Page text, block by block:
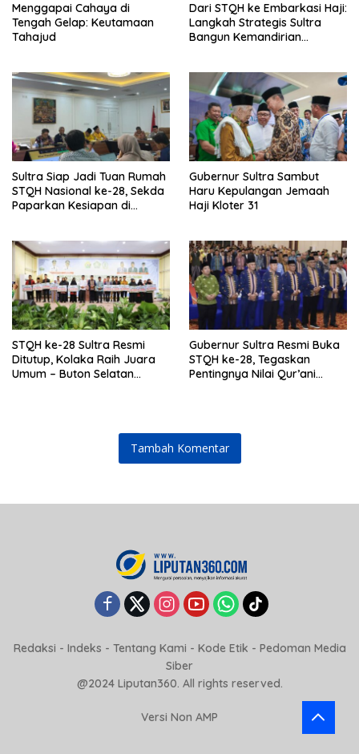
Menggapai Cahaya di
Tengah Gelap: Keutamaan
Tahajud
Dari STQH ke Embarkasi Haji:
Langkah Strategis Sultra
Bangun Kemandirian
Sultra Siap Jadi Tuan Rumah
STQH Nasional ke-28, Sekda
Paparkan Kesiapan di
Gubernur Sultra Sambut
Haru Kepulangan Jemaah
Haji Kloter 31
STQH ke-28 Sultra Resmi
Ditutup, Kolaka Raih Juara
Umum – Buton Selatan
Gubernur Sultra Resmi Buka
STQH ke-28, Tegaskan
Pentingnya Nilai Qur’ani
Tambah Komentar
Redaksi - Indeks - Tentang Kami - Kode Etik - Pedoman Media
Siber
@2024 Liputan360. All rights reserved.
Versi Non AMP